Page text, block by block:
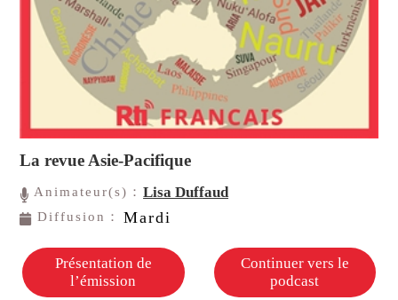
La revue Asie-Pacifique
Animateur(s)：Lisa Duffaud
Diffusion： Mardi
Présentation de
l’émission
Continuer vers le
podcast